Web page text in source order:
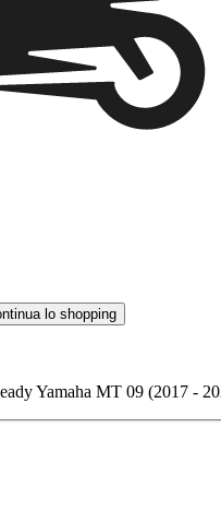
lo shopping
Yamaha MT 09 (2017 -